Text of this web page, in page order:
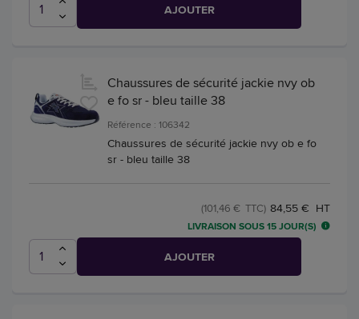
AJOUTER
Chaussures de sécurité jackie nvy ob
e fo sr - bleu taille 38
Référence : 106342
Chaussures de sécurité jackie nvy ob e fo
sr - bleu taille 38
84,55 € HT
(101,46 € TTC)
LIVRAISON SOUS 15 JOUR(S)
AJOUTER